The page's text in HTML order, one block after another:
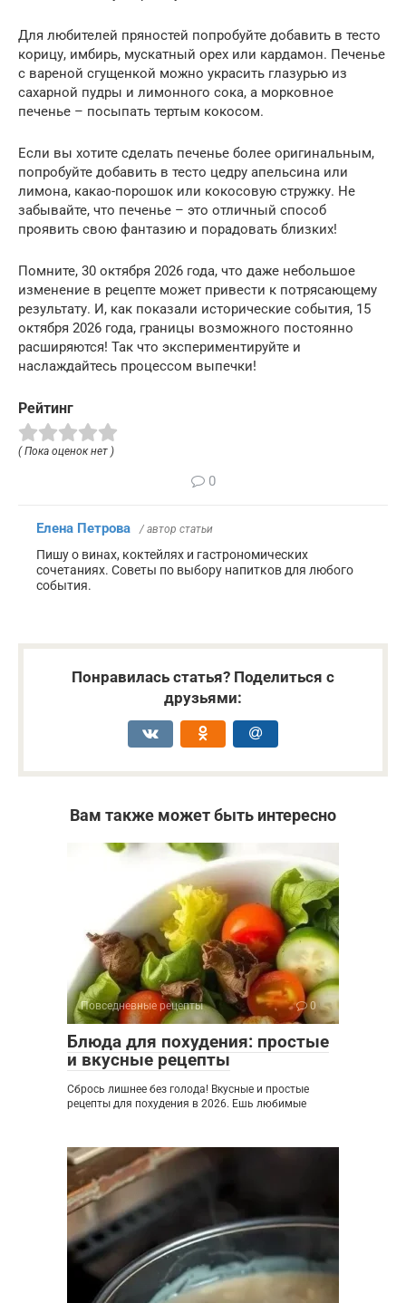
Для любителей пряностей попробуйте добавить в тесто
корицу, имбирь, мускатный орех или кардамон. Печенье
с вареной сгущенкой можно украсить глазурью из
сахарной пудры и лимонного сока, а морковное
печенье – посыпать тертым кокосом.
Если вы хотите сделать печенье более оригинальным,
попробуйте добавить в тесто цедру апельсина или
лимона, какао-порошок или кокосовую стружку. Не
забывайте, что печенье – это отличный способ
проявить свою фантазию и порадовать близких!
Помните, 30 октября 2026 года, что даже небольшое
изменение в рецепте может привести к потрясающему
результату. И, как показали исторические события, 15
октября 2026 года, границы возможного постоянно
расширяются! Так что экспериментируйте и
наслаждайтесь процессом выпечки!
Рейтинг
( Пока оценок нет )
0
Елена Петрова / автор статьи
Пишу о винах, коктейлях и гастрономических
сочетаниях. Советы по выбору напитков для любого
события.
Понравилась статья? Поделиться с
друзьями:
Вам также может быть интересно
Повседневные рецепты 0
Блюда для похудения: простые
и вкусные рецепты
Сбрось лишнее без голода! Вкусные и простые
рецепты для похудения в 2026. Ешь любимые